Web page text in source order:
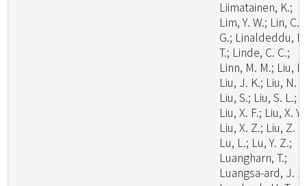
Liimatainen, K.;
Lim, Y. W.; Lin, C.
G.; Linaldeddu, B.
T.; Linde, C. C.;
Linn, M. M.; Liu,
Liu, J. K.; Liu, N.
Liu, S.; Liu, S. L.;
Liu, X. F.; Liu, X. Y.;
Liu, X. Z.; Liu, Z.
Lu, L.; Lu, Y. Z.;
Luangharn, T.;
Luangsa-ard, J.